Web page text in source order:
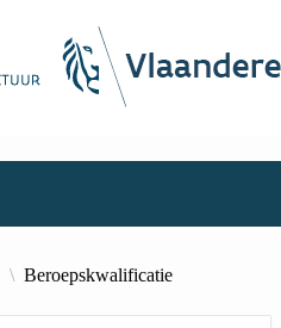
Beroepskwalificatie